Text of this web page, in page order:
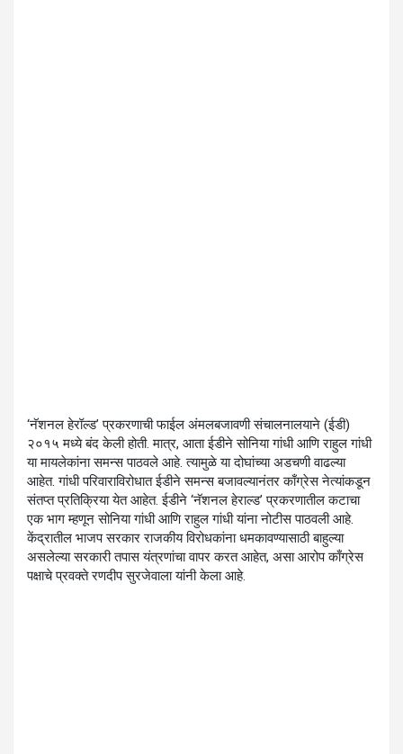
‘नॅशनल हेरॉल्ड’ प्रकरणाची फाईल अंमलबजावणी संचालनालयाने (ईडी)
२०१५ मध्ये बंद केली होती. मात्र, आता ईडीने सोनिया गांधी आणि राहुल गांधी
या मायलेकांना समन्स पाठवले आहे. त्यामुळे या दोघांच्या अडचणी वाढल्या
आहेत. गांधी परिवाराविरोधात ईडीने समन्स बजावल्यानंतर काँग्रेस नेत्यांकडून
संतप्त प्रतिक्रिया येत आहेत. ईडीने ‘नॅशनल हेराल्ड’ प्रकरणातील कटाचा
एक भाग म्हणून सोनिया गांधी आणि राहुल गांधी यांना नोटीस पाठवली आहे.
केंद्रातील भाजप सरकार राजकीय विरोधकांना धमकावण्यासाठी बाहुल्या
असलेल्या सरकारी तपास यंत्रणांचा वापर करत आहेत, असा आरोप काँग्रेस
पक्षाचे प्रवक्ते रणदीप सुरजेवाला यांनी केला आहे.